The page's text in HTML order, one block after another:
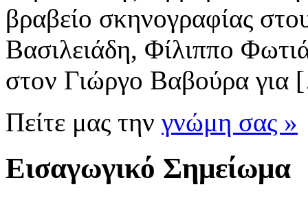
βραβείο σκηνογραφίας
Βασιλειάδη, Φίλιππο
στον Γιώργο Βαβούρα
Πείτε μας την γνώμη σας »
Εισαγωγικό Σημείωμα